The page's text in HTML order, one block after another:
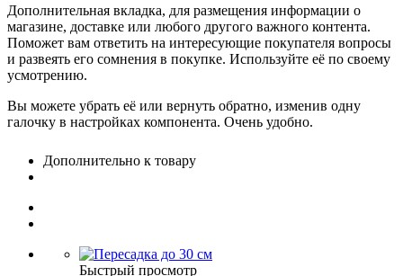
Дополнительная вкладка, для размещения информации о
магазине, доставке или любого другого важного контента.
Поможет вам ответить на интересующие покупателя вопросы
и развеять его сомнения в покупке. Используйте её по своему
усмотрению.
Вы можете убрать её или вернуть обратно, изменив одну
галочку в настройках компонента. Очень удобно.
Дополнительно к товару
Быстрый просмотр